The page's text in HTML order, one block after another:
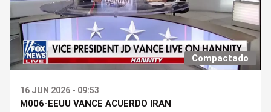
Compactado
16 JUN 2026 - 09:53
M006-EEUU VANCE ACUERDO IRAN